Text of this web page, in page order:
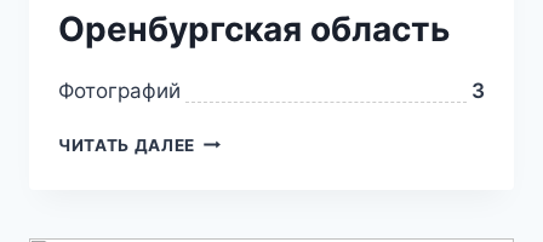
Оренбургская область
Фотографий 3
ЧИТАТЬ ДАЛЕЕ